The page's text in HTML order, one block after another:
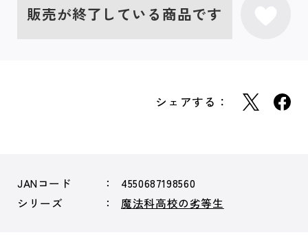
販売が終了している商品です
シェアする：
JANコード
4550687198560
シリーズ
魔法科高校の劣等生